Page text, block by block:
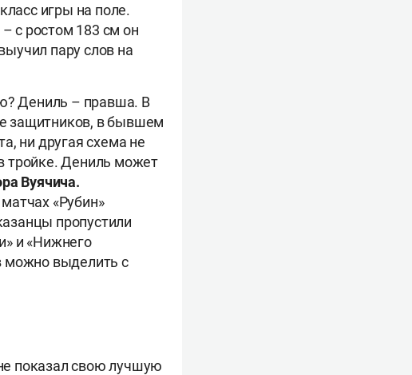
игры на поле.
с ростом 183 см он
пару слов на
Дениль – правша. В
защитников, в бывшем
ни другая схема не
тройке. Дениль может
Вуячича.
«Рубин»
пропустили
и «Нижнего
можно выделить с
показал свою лучшую